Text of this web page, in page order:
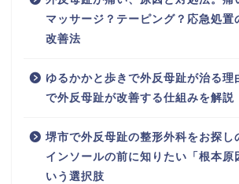
マッサージ？テーピング？応急処置
改善法
ゆるかかと歩きで外反母趾が治る理
で外反母趾が改善する仕組みを解説
堺市で外反母趾の整形外科をお探し
インソールの前に知りたい「根本原
いう選択肢